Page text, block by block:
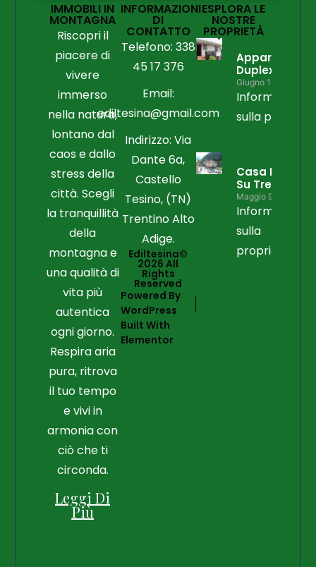
IMMOBILI IN
MONTAGNA
Riscopri il
piacere di
vivere
immerso
nella natura,
lontano dal
caos e dallo
stress della
città. Scegli
la tranquillità
della
montagna e
una qualità di
vita più
autentica
ogni giorno.
Respira aria
pura, ritrova
il tuo tempo
e vivi in
armonia con
ciò che ti
circonda.
Leggi Di
Più
INFORMAZIONI
DI
CONTATTO
Telefono: 338
45 17 376
Email:
ediltesina@gmail.com
Indirizzo: Via
Dante 6a,
Castello
Tesino, (TN)
Trentino Alto
Adige.
Ediltesina©
2026 All
Rights
Reserved
Powered By
WordPress
Built With
Elementor
ESPLORA LE
NOSTRE
PROPRIETÀ
Duplex
Giugno 15, 2026
Informazioni
sulla
Casa Libera
Su Tre Lati
Maggio 9, 2026
Informazioni
sulla
proprietà